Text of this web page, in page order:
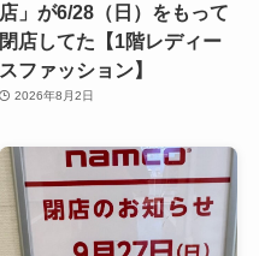
店」が6/28（日）をもって
閉店してた【1階レディー
スファッション】
2026年8月2日